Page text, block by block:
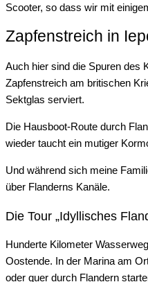
Scooter, so dass wir mit
Zapfenstreich in
Auch hier sind die Spuren des
Zapfenstreich am britischen
Sektglas serviert.
Die Hausboot-Route durch
wieder taucht ein mutiger
Und während sich meine
über Flanderns Kanäle.
Die Tour „Idyllisches
Hunderte Kilometer
Oostende. In der Marina am
oder quer durch Flandern